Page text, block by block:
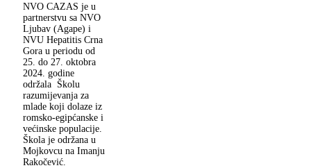
NVO CAZAS je u
partnerstvu sa NVO
Ljubav (Agape) i
NVU Hepatitis Crna
Gora u periodu od
25. do 27. oktobra
2024. godine
održala Školu
razumijevanja za
mlade koji dolaze iz
romsko-egipćanske i
većinske populacije.
Škola je održana u
Mojkovcu na Imanju
Rakočević.